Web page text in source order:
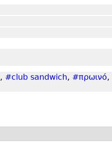
, #club sandwich, #πρωινό,